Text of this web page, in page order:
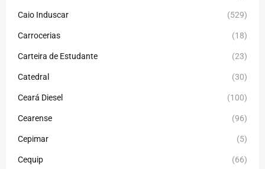
Caio Induscar (529)
Carrocerias (18)
Carteira de Estudante (23)
Catedral (30)
Ceará Diesel (100)
Cearense (96)
Cepimar (5)
Cequip (66)